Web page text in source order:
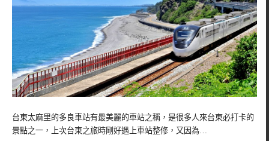
台東太麻里的多良車站有最美麗的車站之稱，是很多人來台東必打卡的
景點之一，上次台東之旅時剛好遇上車站整修，又因為…